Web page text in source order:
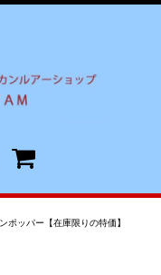
ッパー【在庫限りの特価】